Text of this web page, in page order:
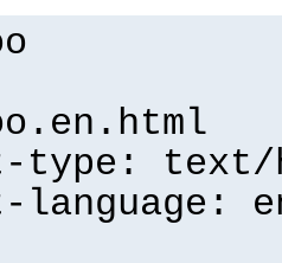
type: text/
language: